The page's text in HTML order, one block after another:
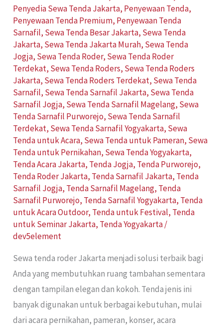
Penyedia Sewa Tenda Jakarta, Penyewaan Tenda,
Penyewaan Tenda Premium, Penyewaan Tenda
Sarnafil, Sewa Tenda Besar Jakarta, Sewa Tenda
Jakarta, Sewa Tenda Jakarta Murah, Sewa Tenda
Jogja, Sewa Tenda Roder, Sewa Tenda Roder
Terdekat, Sewa Tenda Roders, Sewa Tenda Roders
Jakarta, Sewa Tenda Roders Terdekat, Sewa Tenda
Sarnafil, Sewa Tenda Sarnafil Jakarta, Sewa Tenda
Sarnafil Jogja, Sewa Tenda Sarnafil Magelang, Sewa
Tenda Sarnafil Purworejo, Sewa Tenda Sarnafil
Terdekat, Sewa Tenda Sarnafil Yogyakarta, Sewa
Tenda untuk Acara, Sewa Tenda untuk Pameran, Sewa
Tenda untuk Pernikahan, Sewa Tenda Yogyakarta,
Tenda Acara Jakarta, Tenda Jogja, Tenda Purworejo,
Tenda Roder Jakarta, Tenda Sarnafil Jakarta, Tenda
Sarnafil Jogja, Tenda Sarnafil Magelang, Tenda
Sarnafil Purworejo, Tenda Sarnafil Yogyakarta, Tenda
untuk Acara Outdoor, Tenda untuk Festival, Tenda
untuk Seminar Jakarta, Tenda Yogyakarta/
dev5element
Sewa tenda roder Jakarta menjadi solusi terbaik bagi
Anda yang membutuhkan ruang tambahan sementara
dengan tampilan elegan dan kokoh. Tenda jenis ini
banyak digunakan untuk berbagai kebutuhan, mulai
dari acara pernikahan, pameran, konser, acara